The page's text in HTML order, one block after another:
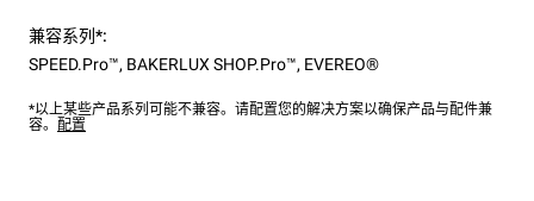
兼容系列*:
SPEED.Pro™, BAKERLUX SHOP.Pro™, EVEREO®
*以上某些产品系列可能不兼容。请配置您的解决方案以确保产品与配件兼
容。 配置